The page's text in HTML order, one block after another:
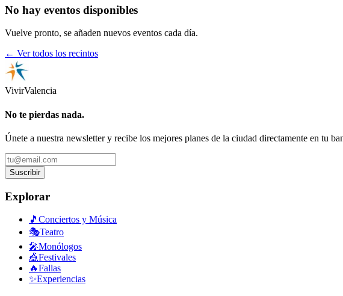
No hay eventos disponibles
Vuelve pronto, se añaden nuevos eventos cada día.
← Ver todos los recintos
VivirValencia
No te pierdas nada.
Únete a nuestra newsletter y recibe los mejores planes de la ciudad directamente en tu
Suscribir
Explorar
🎵 Conciertos y Música
🎭Teatro
🎤Monólogos
🎪Festivales
🔥Fallas
✨Experiencias